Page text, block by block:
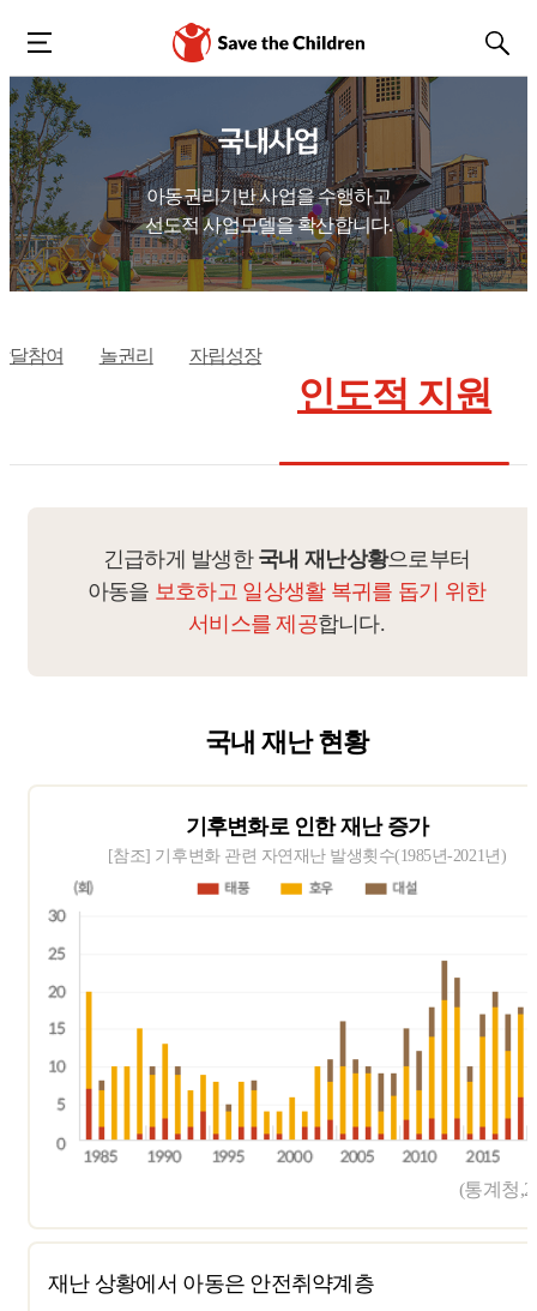
국내사업
아동권리기반 사업을 수행하고
선도적 사업모델을 확산합니다.
달참여 놀권리 자립성장
인도적 지원
긴급하게 발생한 국내 재난상황으로부터
아동을 보호하고 일상생활 복귀를 돕기 위한
서비스를 제공합니다.
국내 재난 현황
기후변화로 인한 재난 증가
[참조] 기후변화 관련 자연재난 발생횟수(1985년-2021년)
(통계청
재난 상황에서 아동은 안전취약계층